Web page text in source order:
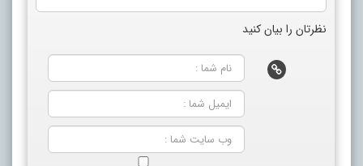
نظرتان را بیان کنید